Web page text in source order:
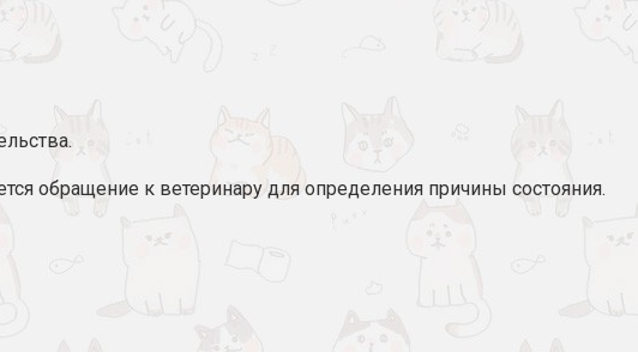
обращение к ветеринару для определения причины состояния.